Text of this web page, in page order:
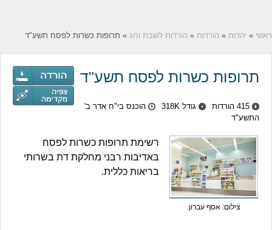
ראשי » יהדות » הורדות » הורדות לשבת וחג » תרופות כשרות לפסח תשע"ד
תרופות כשרות לפסח תשע"ד
415 הורדות גודל 318K
הוכנס בי"ח אדר ב'
התשע"ד
צילום: אסף עברון.
רשימת תרופות כשרות לפסח
באדיבות רבני מחלקת דת בשרותי
בריאות כללית.